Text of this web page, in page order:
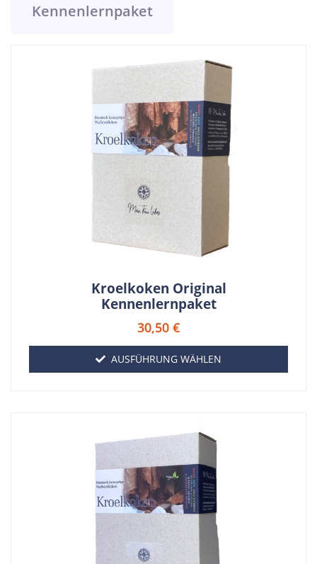
Kennenlernpaket
Kroelkoken Original
Kennenlernpaket
30,50 €
AUSFÜHRUNG WÄHLEN